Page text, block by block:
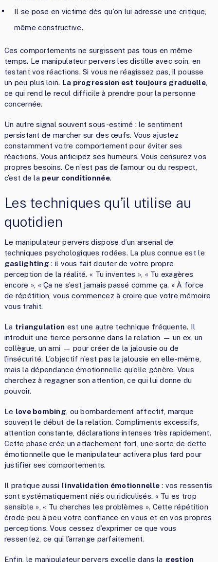
Il se pose en victime dès qu’on lui adresse une critique,
même constructive.
Ces comportements ne surgissent pas tous en même
temps. Le manipulateur pervers les distille avec soin, en
testant vos réactions. Si vous ne réagissez pas, il pousse
un peu plus loin. La progression est toujours graduelle,
ce qui rend le recul difficile à prendre pour la personne
concernée.
Un autre signal souvent sous-estimé : le sentiment
persistant de marcher sur des œufs. Vous ajustez
constamment votre comportement pour éviter ses
réactions. Vous anticipez ses humeurs. Vous censurez vos
propres besoins. Ce n’est pas de l’amour ou du respect,
c’est de la peur conditionnée.
Les techniques qu’il utilise au
quotidien
Le manipulateur pervers dispose d’un arsenal de
techniques psychologiques rodées. La plus connue est le
gaslighting : il vous fait douter de votre propre
perception de la réalité. « Tu inventes », « Tu exagères
encore », « Ça ne s’est jamais passé comme ça. » À force
de répétition, vous commencez à croire que votre mémoire
vous trahit.
La triangulation est une autre technique fréquente. Il
introduit une tierce personne dans la relation — un ex, un
collègue, un ami — pour créer de la jalousie ou de
l’insécurité. L’objectif n’est pas la jalousie en elle-même,
mais la dépendance émotionnelle qu’elle génère. Vous
cherchez à regagner son attention, ce qui lui donne du
pouvoir.
Le love bombing , ou bombardement affectif, marque
souvent le début de la relation. Compliments excessifs,
attention constante, déclarations intenses très rapidement.
Cette phase crée un attachement fort, une sorte de dette
émotionnelle que le manipulateur activera plus tard pour
justifier ses comportements.
Il pratique aussi l’invalidation émotionnelle : vos ressentis
sont systématiquement niés ou ridiculisés. « Tu es trop
sensible », « Tu cherches les problèmes ». Cette répétition
érode peu à peu votre confiance en vous et en vos propres
perceptions. Vous cessez d’exprimer ce que vous
ressentez, ce qui l’arrange parfaitement.
Enfin, le manipulateur pervers excelle dans la gestion